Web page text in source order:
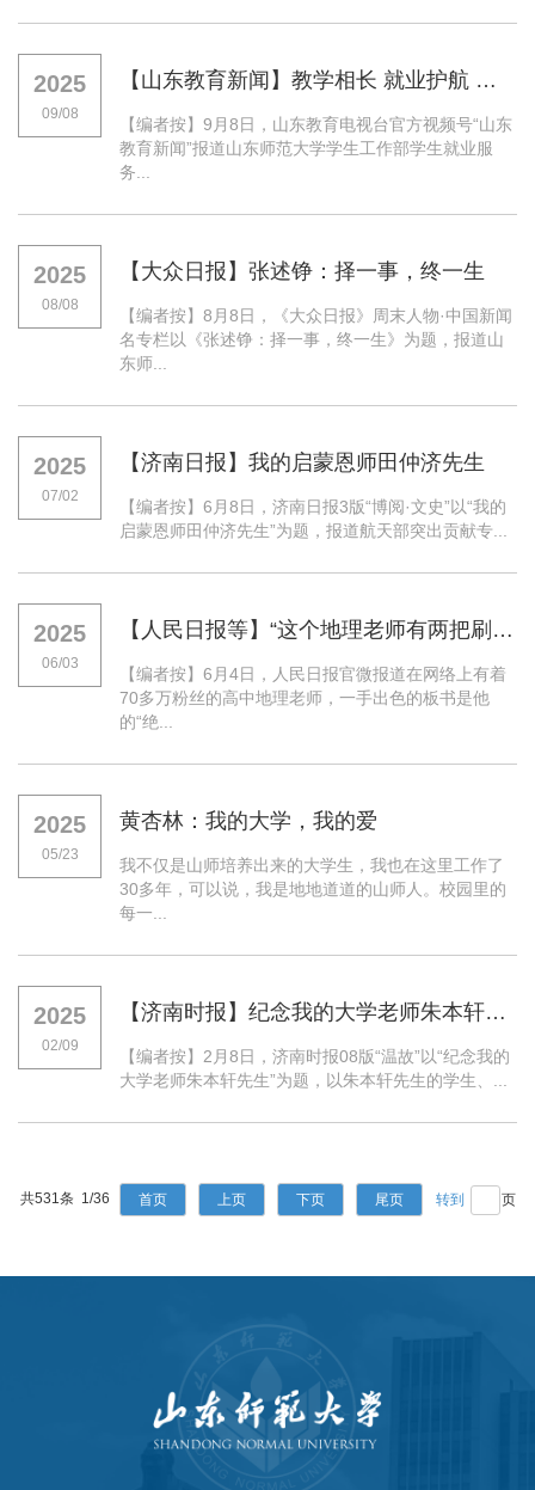
2025
09/08
【山东教育新闻】教学相长 就业护航 褚庆成：护航山东师范大学学子就业的用心人
【编者按】9月8日，山东教育电视台官方视频号“山东
教育新闻”报道山东师范大学学生工作部学生就业服
务...
2025
08/08
【大众日报】张述铮：择一事，终一生
【编者按】8月8日，《大众日报》周末人物·中国新闻
名专栏以《张述铮：择一事，终一生》为题，报道山
东师...
2025
07/02
【济南日报】我的启蒙恩师田仲济先生
【编者按】6月8日，济南日报3版“博阅·文史”以“我的
启蒙恩师田仲济先生”为题，报道航天部突出贡献专...
2025
06/03
【人民日报等】“这个地理老师有两把刷子！”
【编者按】6月4日，人民日报官微报道在网络上有着
70多万粉丝的高中地理老师，一手出色的板书是他
的“绝...
2025
05/23
黄杏林：我的大学，我的爱
我不仅是山师培养出来的大学生，我也在这里工作了
30多年，可以说，我是地地道道的山师人。校园里的
每一...
2025
02/09
【济南时报】纪念我的大学老师朱本轩先生
【编者按】2月8日，济南时报08版“温故”以“纪念我的
大学老师朱本轩先生”为题，以朱本轩先生的学生、...
共531条 1/36 首页 上页 下页 尾页 页